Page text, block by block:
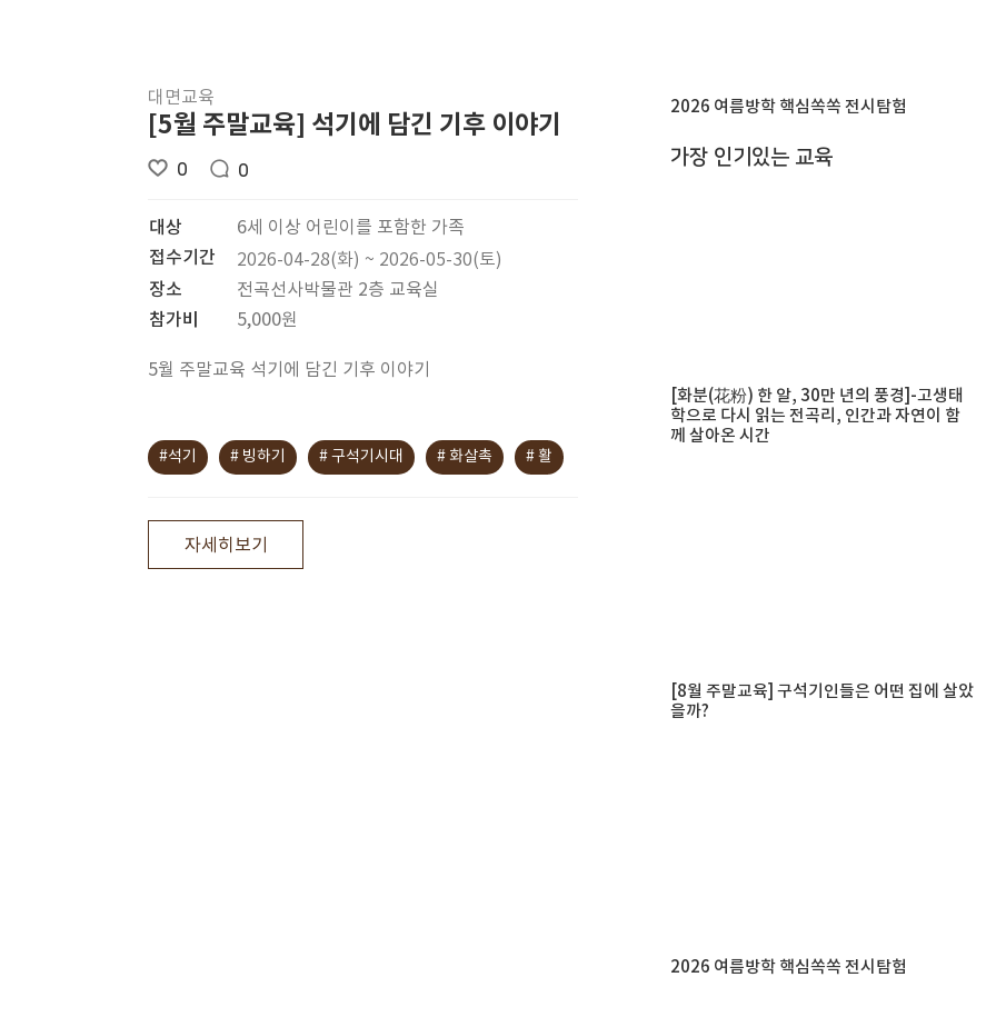
대면교육
[5월 주말교육] 석기에 담긴 기후 이야기
0 0
대상
6세 이상 어린이를 포함한 가족
접수기간
2026-04-28(화) ~ 2026-05-30(토)
장소
전곡선사박물관 2층 교육실
참가비
5,000원
5월 주말교육 석기에 담긴 기후 이야기
#석기 # 빙하기 # 구석기시대 # 화살촉 # 활
자세히보기
2026 여름방학 핵심쏙쏙 전시탐험
가장 인기있는 교육
[화분(花粉) 한 알, 30만 년의 풍경]-고생태
학으로 다시 읽는 전곡리, 인간과 자연이 함
께 살아온 시간
[8월 주말교육] 구석기인들은 어떤 집에 살았
을까?
2026 여름방학 핵심쏙쏙 전시탐험